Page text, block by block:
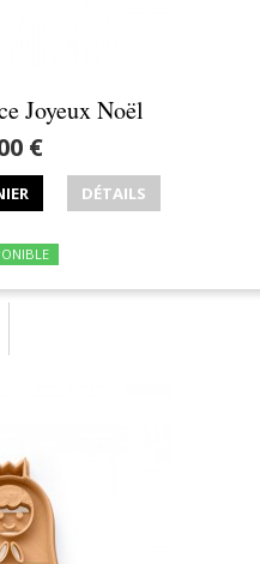
Joyeux Noël
€
DÉTAILS